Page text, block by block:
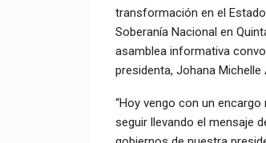
transformación en el
Soberanía Nacional en
asamblea informativa
presidenta, Johana
“Hoy vengo con un
seguir llevando el mensaje